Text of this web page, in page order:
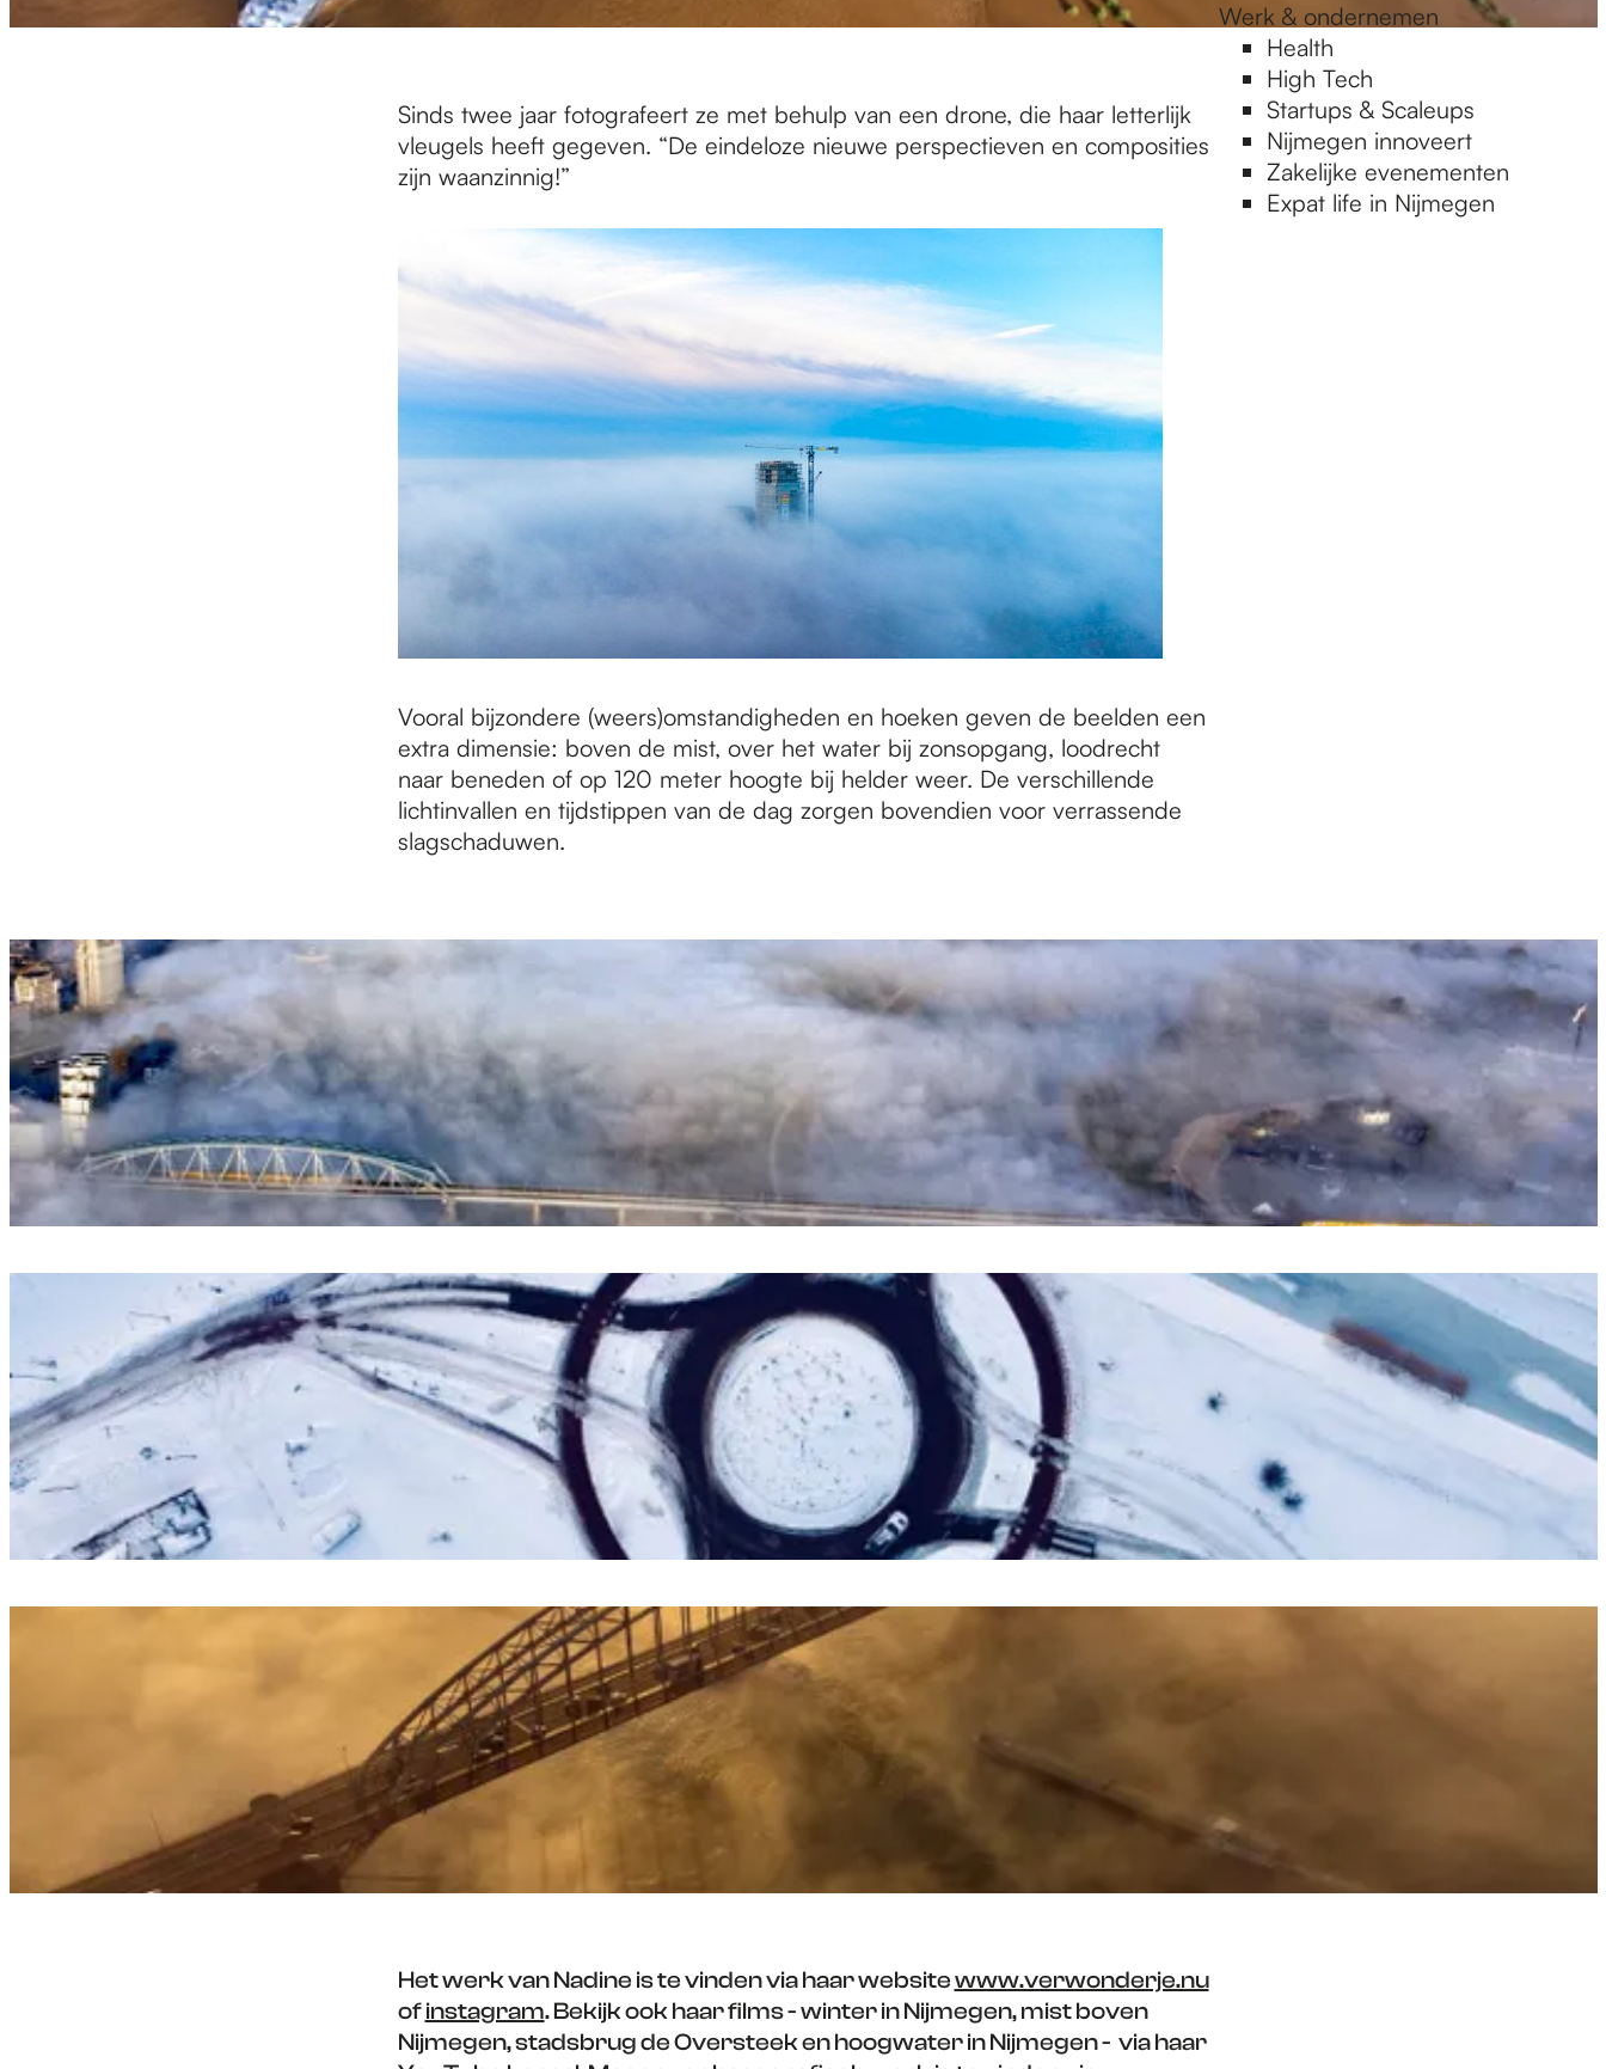
Werk & ondernemen
Health
High Tech
Startups & Scaleups
Nijmegen innoveert
Zakelijke evenementen
Expat life in Nijmegen
Sinds twee jaar fotografeert ze met behulp van een drone, die haar letterlijk
vleugels heeft gegeven. “De eindeloze nieuwe perspectieven en composities
zijn waanzinnig!”
Vooral bijzondere (weers)omstandigheden en hoeken geven de beelden een
extra dimensie: boven de mist, over het water bij zonsopgang, loodrecht
naar beneden of op 120 meter hoogte bij helder weer. De verschillende
lichtinvallen en tijdstippen van de dag zorgen bovendien voor verrassende
slagschaduwen.
Het werk van Nadine is te vinden via haar websitewww.verwonderje.nu
ofinstagram. Bekijk ook haar films - winter in Nijmegen, mist boven
Nijmegen, stadsbrug de Oversteek en hoogwater in Nijmegen - via haar